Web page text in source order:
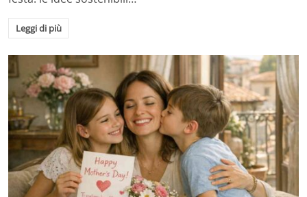
Leggi di più